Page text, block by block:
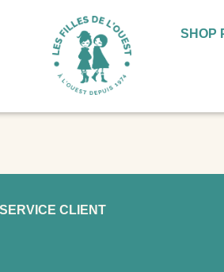
SHOP
SERVICE CLIENT